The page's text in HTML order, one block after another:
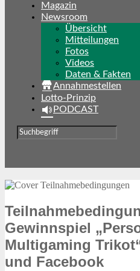
Magazin
Newsroom
Übersicht
Mitteilungen
Fotos
Videos
Daten & Fakten
Annahmestellen
Lotto-Prinzip
PODCAST
Gewinnspiel
Multigaming
und Facebook